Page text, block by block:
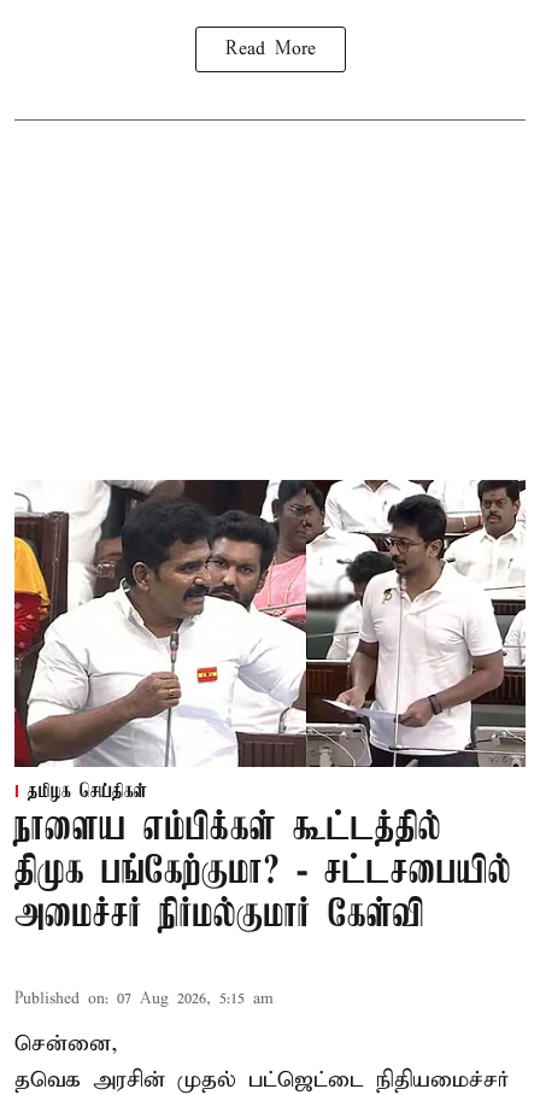
Read More
தமிழக செய்திகள்
நாளைய எம்பிக்கள் கூட்டத்தில்
திமுக பங்கேற்குமா? - சட்டசபையில்
அமைச்சர் நிர்மல்குமார் கேள்வி
Published on: 07 Aug 2026, 5:15 am
சென்னை,
தவெக அரசின் முதல் பட்ஜெட்டை நிதியமைச்சர்